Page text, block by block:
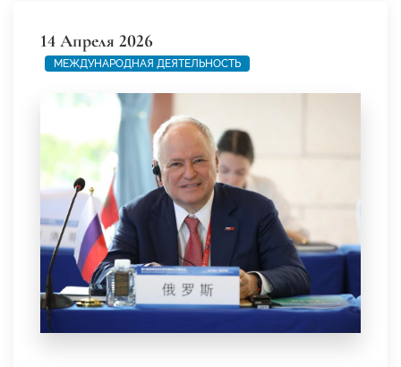
14 Апреля 2026
МЕЖДУНАРОДНАЯ ДЕЯТЕЛЬНОСТЬ